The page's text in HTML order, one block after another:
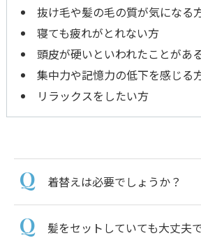
抜け毛や髪の毛の質が気になる
寝ても疲れがとれない方
頭皮が硬いといわれたことがあ
集中力や記憶力の低下を感じる
リラックスをしたい方
着替えは必要でしょうか？
髪をセットしていても大丈夫